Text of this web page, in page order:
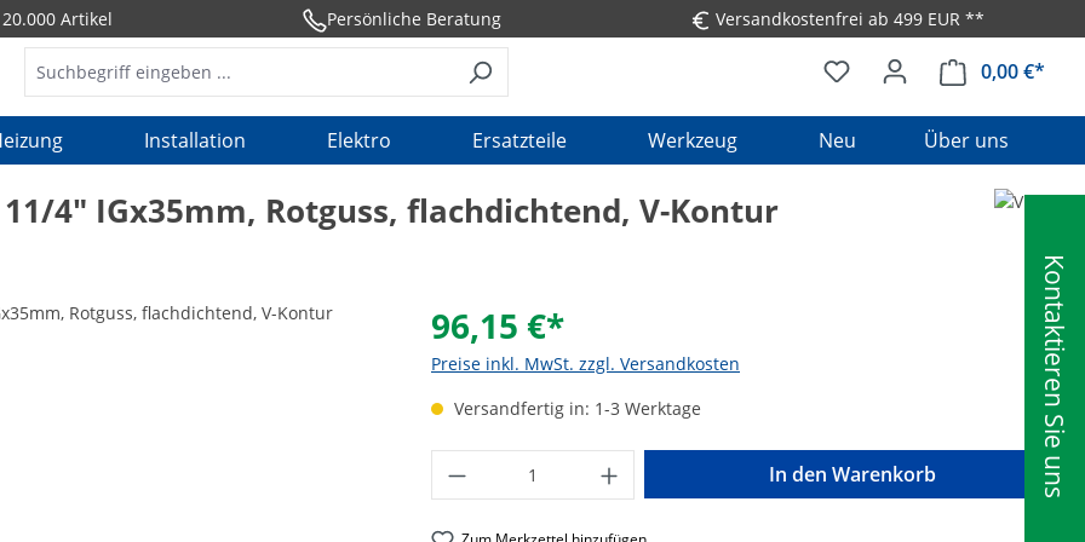
Artikel Persönliche Beratung Versandkostenfrei ab 499 EUR **
0,00 €*
Installation Elektro Ersatzteile Werkzeug Neu Über uns
Kontaktieren Sie uns
4" IGx35mm, Rotguss, flachdichtend, V-Kontur
96,15 €*
Preise inkl. MwSt. zzgl. Versandkosten
Versandfertig in: 1-3 Werktage
Produkt Anzahl: Gib den gewünschten Wert
In den Warenkorb